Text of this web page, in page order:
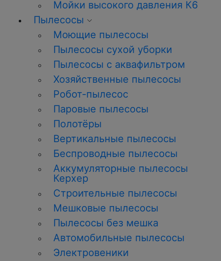
Мойки высокого давления К6
Пылесосы
Моющие пылесосы
Пылесосы сухой уборки
Пылесосы с аквафильтром
Хозяйственные пылесосы
Робот-пылесос
Паровые пылесосы
Полотёры
Вертикальные пылесосы
Беспроводные пылесосы
Аккумуляторные пылесосы
Керхер
Строительные пылесосы
Мешковые пылесосы
Пылесосы без мешка
Автомобильные пылесосы
Электровеники